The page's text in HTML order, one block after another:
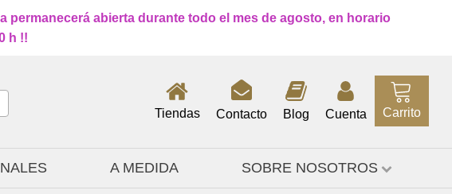
permanecerá abierta durante todo el mes de agosto, en horario
h !!
Tiendas Contacto Blog Cuenta Carrito
A MEDIDA SOBRE NOSOTROS